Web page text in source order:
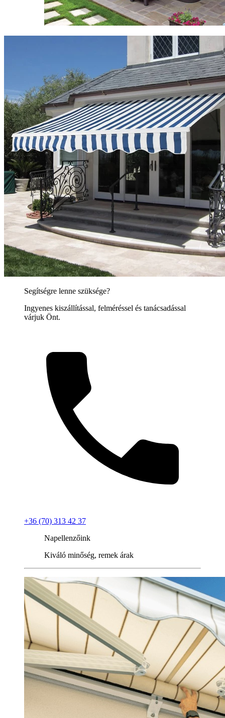
Segítségre lenne szüksége?
Ingyenes kiszállítással, felméréssel és tanácsadással
várjuk Önt.
+36 (70) 313 42 37
Napellenzőink
Kiváló minőség, remek árak